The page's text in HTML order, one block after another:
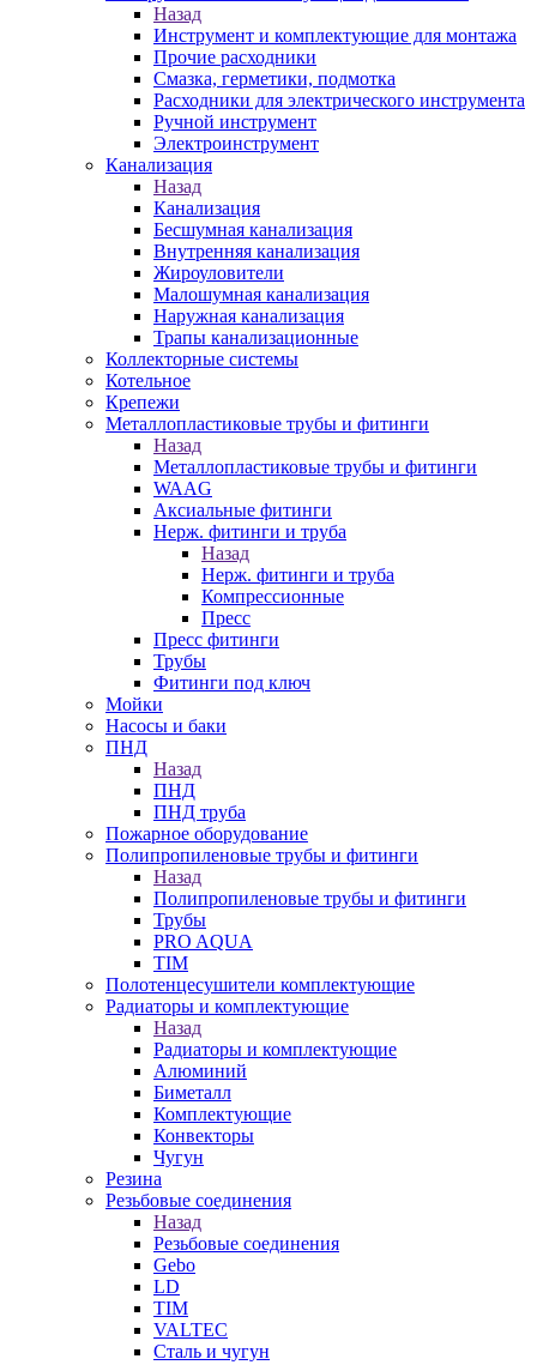
Назад
Инструмент и комплектующие для монтажа
Прочие расходники
Смазка, герметики, подмотка
Расходники для электрического инструмента
Ручной инструмент
Электроинструмент
Канализация
Назад
Канализация
Бесшумная канализация
Внутренняя канализация
Жироуловители
Малошумная канализация
Наружная канализация
Трапы канализационные
Коллекторные системы
Котельное
Крепежи
Металлопластиковые трубы и фитинги
Назад
Металлопластиковые трубы и фитинги
WAAG
Аксиальные фитинги
Нерж. фитинги и труба
Назад
Нерж. фитинги и труба
Компрессионные
Пресс
Пресс фитинги
Трубы
Фитинги под ключ
Мойки
Насосы и баки
ПНД
Назад
ПНД
ПНД труба
Пожарное оборудование
Полипропиленовые трубы и фитинги
Назад
Полипропиленовые трубы и фитинги
Трубы
PRO AQUA
TIM
Полотенцесушители комплектующие
Радиаторы и комплектующие
Назад
Радиаторы и комплектующие
Алюминий
Биметалл
Комплектующие
Конвекторы
Чугун
Резина
Резьбовые соединения
Назад
Резьбовые соединения
Gebo
LD
TIM
VALTEC
Сталь и чугун